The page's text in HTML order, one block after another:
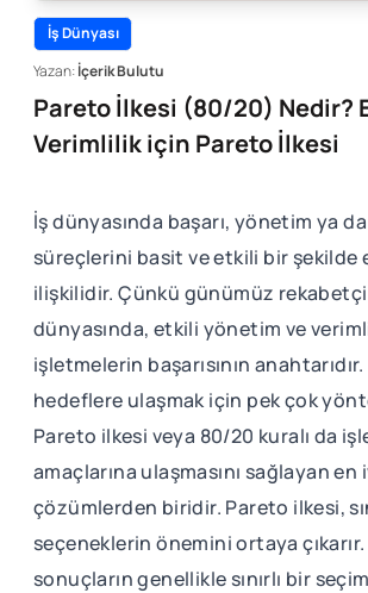
İş Dünyası
Yazan:İçerik Bulutu
Pareto İlkesi (80/20) Nedir?
Verimlilik için Pareto İlkesi
İş dünyasında başarı, yönetim ya
süreçlerini basit ve etkili bir şekilde
ilişkilidir. Çünkü günümüz
dünyasında, etkili yönetim ve
işletmelerin başarısının
hedeflere ulaşmak için pek çok
Pareto ilkesi veya 80/20 kuralı da
amaçlarına ulaşmasını sağlayan en
çözümlerden biridir. Pareto ilkesi,
seçeneklerin önemini ortaya çıkarır.
sonuçların genellikle sınırlı bir